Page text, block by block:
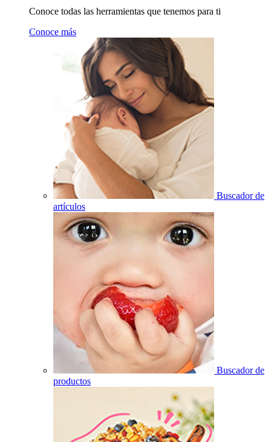
Conoce todas las herramientas que tenemos para ti
Conoce más
Buscador de
artículos
Buscador de
productos